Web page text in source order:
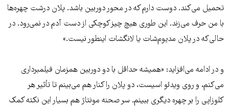
تحمیل می‌کند. دوست دارم که در محور دوربین باشد. پلان درشت چهره‌ها
با من حرف می‌زند. این طوری هیچ چیز کوچکی از دست آدم در نمی‌رود. در
حالی‌که در پلان مدیوم‌شات یا لانگشات اینطور نیست.»
و در ادامه می‌افزاید: «همیشه حداقل با دو دوربین همزمان فیلمبرداری
می‌کنم، و روی ویدئو اسیست، دو پلان را کنار هم می‌بینم تا تأثیر هر
کلوزاپی را بر چهره دیگری ببینم. سر صحنه مونتاژ هم بسیار این نکته کمک